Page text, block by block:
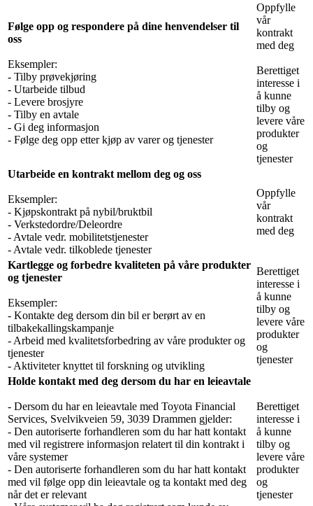
Følge opp og respondere på dine henvendelser til
oss
Eksempler:
- Tilby prøvekjøring
- Utarbeide tilbud
- Levere brosjyre
- Tilby en avtale
- Gi deg informasjon
- Følge deg opp etter kjøp av varer og tjenester
Oppfylle
vår
kontrakt
med deg
Berettiget
interesse i
å kunne
tilby og
levere våre
produkter
og
tjenester
Utarbeide en kontrakt mellom deg og oss
Eksempler:
- Kjøpskontrakt på nybil/bruktbil
- Verkstedordre/Deleordre
- Avtale vedr. mobilitetstjenester
- Avtale vedr. tilkoblede tjenester
Oppfylle
vår
kontrakt
med deg
Kartlegge og forbedre kvaliteten på våre produkter
og tjenester
Eksempler:
- Kontakte deg dersom din bil er berørt av en
tilbakekallingskampanje
- Arbeid med kvalitetsforbedring av våre produkter og
tjenester
- Aktiviteter knyttet til forskning og utvikling
Berettiget
interesse i
å kunne
tilby og
levere våre
produkter
og
tjenester
Holde kontakt med deg dersom du har en leieavtale
- Dersom du har en leieavtale med Toyota Financial
Services, Svelvikveien 59, 3039 Drammen gjelder:
- Den autoriserte forhandleren som du har hatt kontakt
med vil registrere informasjon relatert til din kontrakt i
våre systemer
- Den autoriserte forhandleren som du har hatt kontakt
med vil følge opp din leieavtale og ta kontakt med deg
når det er relevant
Berettiget
interesse i
å kunne
tilby og
levere våre
produkter
og
tjenester